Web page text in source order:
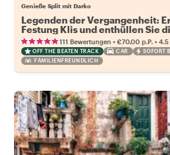
Genieße Split mit Darko
Legenden der Vergangenheit:
Festung Klis und enthüllen Sie
Höhle
111 Bewertungen • €70.00 p.P. • 4.5
OFF THE BEATEN TRACK CAR
SOFORT
FAMILIENFREUNDLICH